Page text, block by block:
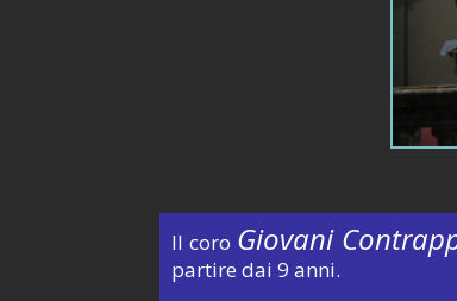
Il coro Giovani
partire dai 9 anni.